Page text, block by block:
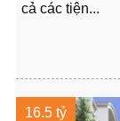
cả các tiện...
16.5 tỷ